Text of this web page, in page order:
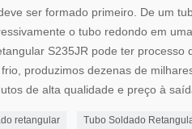
ser formado primeiro. De um
o tubo redondo em
S235JR pode ter processo
produzimos dezenas de
de alta qualidade e preço à
retangular Tubo Soldado